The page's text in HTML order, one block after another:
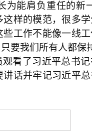
为能肩负重任的
样的模范，很多
工作不能像一线
要我们所有人都保
看了习近平总书
讲话并牢记习近平